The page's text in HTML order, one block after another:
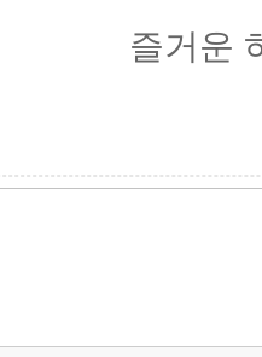
즐거운